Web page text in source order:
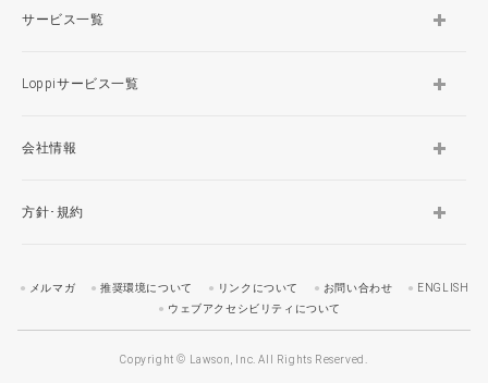
サービス一覧
Loppiサービス一覧
会社情報
方針･規約
メルマガ 推奨環境について リンクについて お問い合わせ
ENGLISH
ウェブアクセシビリティについて
Copyright © Lawson, Inc. All Rights Reserved.